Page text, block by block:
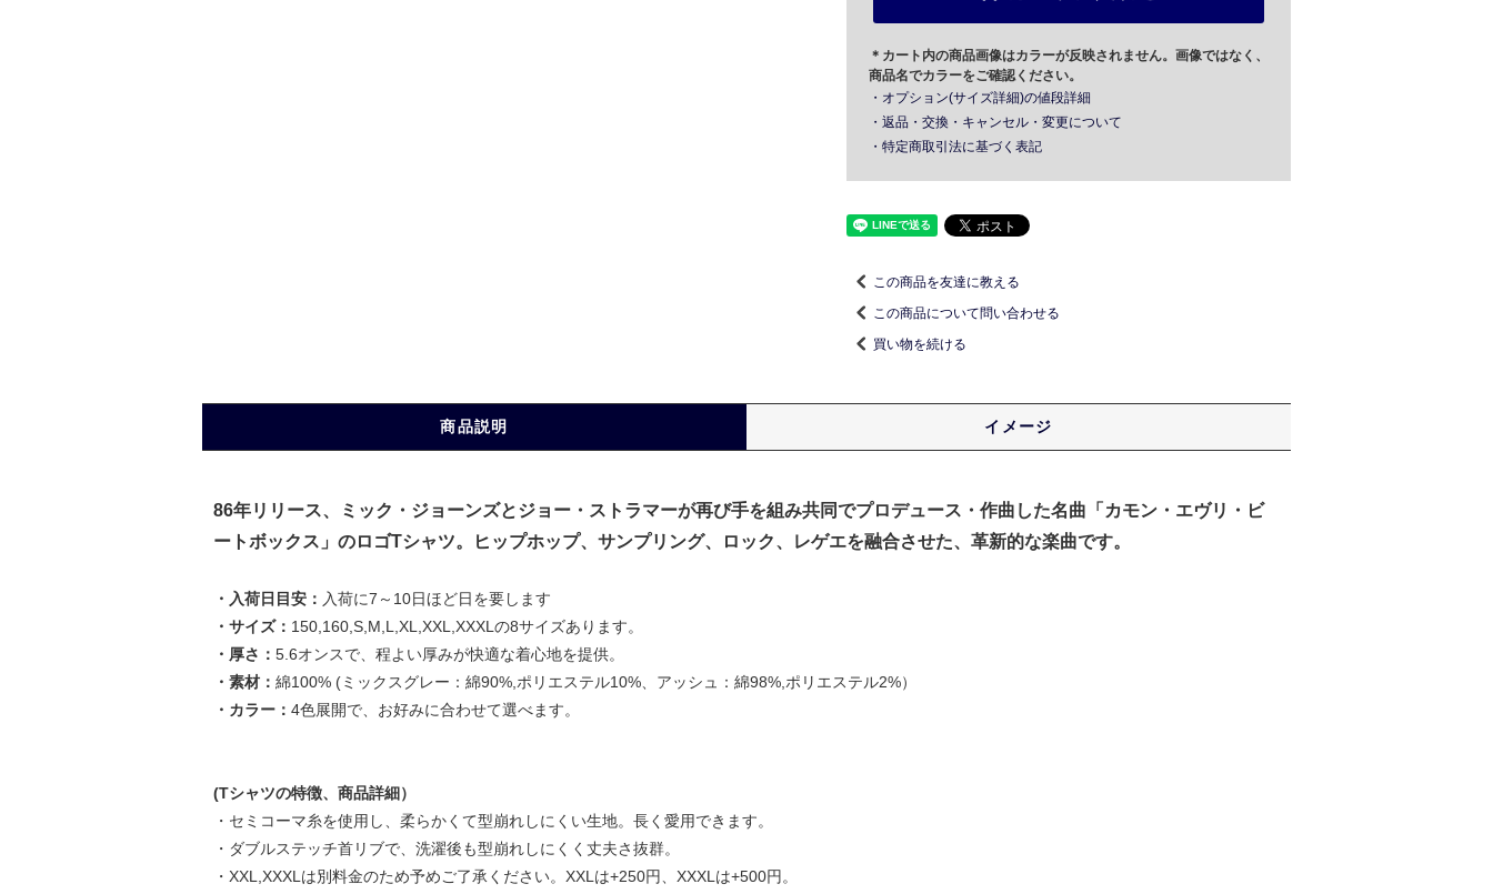
＊カート内の商品画像はカラーが反映されません。画像ではなく、
商品名でカラーをご確認ください。
・オプション(サイズ詳細)の値段詳細
・返品・交換・キャンセル・変更について
・特定商取引法に基づく表記
この商品を友達に教える
この商品について問い合わせる
買い物を続ける
商品説明 イメージ
86年リリース、ミック・ジョーンズとジョー・ストラマーが再び手を組み共同でプロデュース・作曲した名曲「カモン・エヴリ・ビ
ートボックス」のロゴTシャツ。ヒップホップ、サンプリング、ロック、レゲエを融合させた、革新的な楽曲です。
・入荷日目安： 入荷に7～10日ほど日を要します
・サイズ： 150,160,S,M,L,XL,XXL,XXXLの8サイズあります。
・厚さ： 5.6オンスで、程よい厚みが快適な着心地を提供。
・素材： 綿100% (ミックスグレー：綿90%,ポリエステル10%、アッシュ：綿98%,ポリエステル2%）
・カラー： 4色展開で、お好みに合わせて選べます。
(Tシャツの特徴、商品詳細）
・セミコーマ糸を使用し、柔らかくて型崩れしにくい生地。長く愛用できます。
・ダブルステッチ首リブで、洗濯後も型崩れしにくく丈夫さ抜群。
・XXL,XXXLは別料金のため予めご了承ください。XXLは+250円、XXXLは+500円。